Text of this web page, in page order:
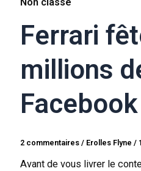
Ferrari
millions
2 commentaires / Erolles Flyne/
Avant de vous livrer le